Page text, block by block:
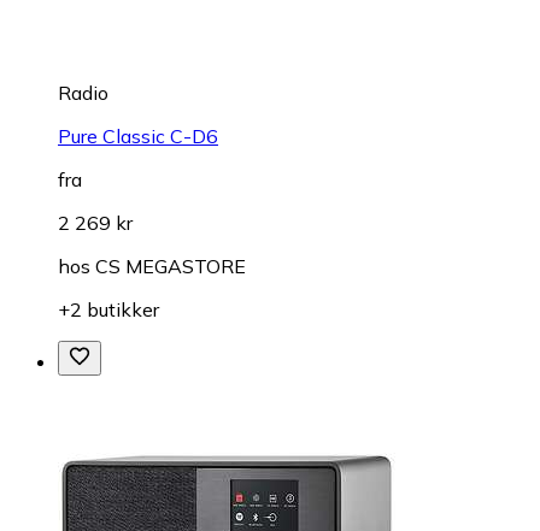
Radio
Pure Classic C-D6
fra
2 269 kr
hos CS MEGASTORE
+2 butikker